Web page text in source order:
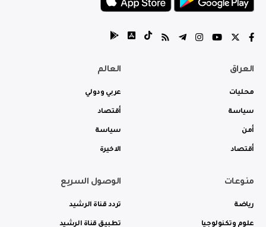
العراق
محليات
سياسة
أمن
أقتصاد
العالم
عربي ودولي
أقتصاد
سياسة
الاخيرة
منوعات
رياضة
علوم وتكنولوجيا
الوصول السريع
تردد قناة الرشيد
تطبيق قناة الرشيد